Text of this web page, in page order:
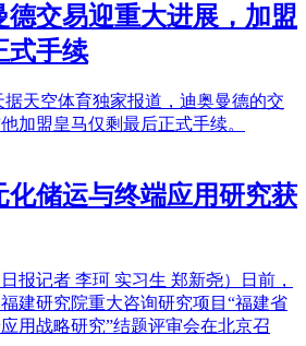
德交易迎重大进展，加盟
式手续
天空体育独家报道，迪奥曼德的交
加盟皇马仅剩最后正式手续。
化储运与终端应用研究获
报记者 李珂 实习生 郑新尧）日前，
建研究院重大咨询研究项目“福建省
用战略研究”结题评审会在北京召